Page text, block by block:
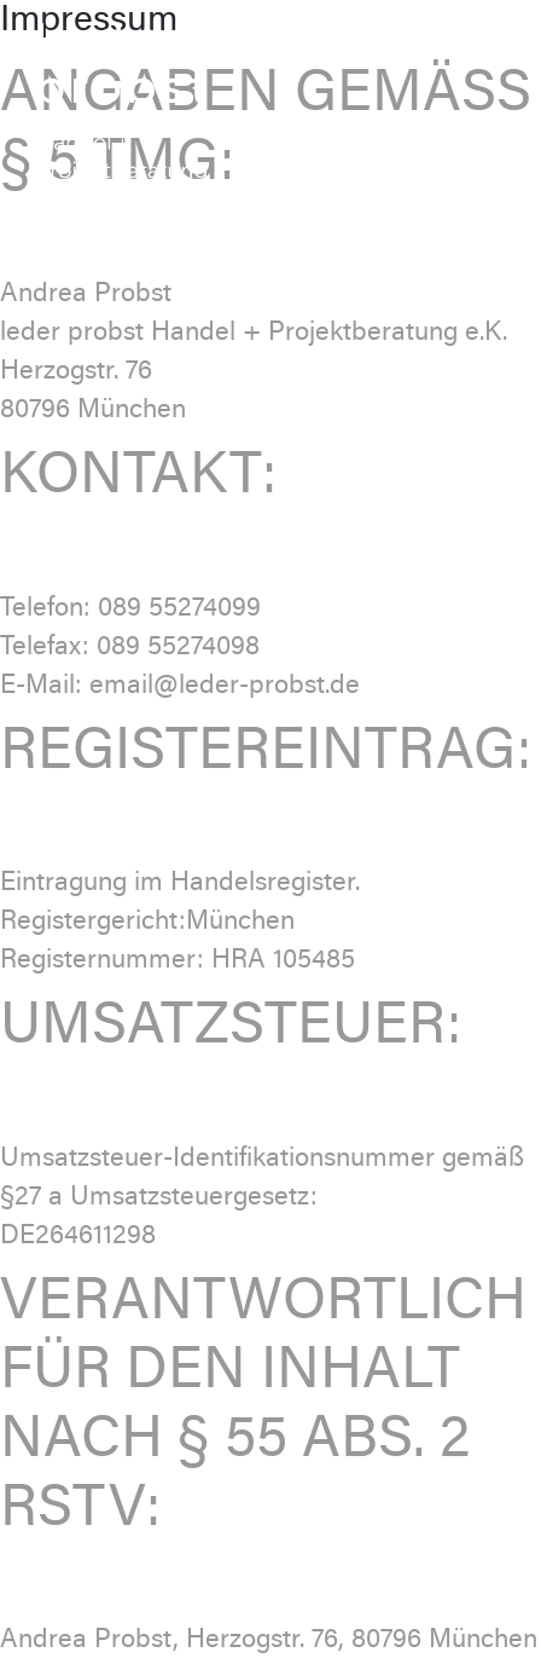
Skip
content
Impressum
ANGABEN GEMÄSS §
5 TMG:
Andrea Probst
leder probst Handel + Projektberatung e.K.
Herzogstr. 76
80796 München
KONTAKT:
Telefon: 089 55274099
Telefax: 089 55274098
E-Mail: email@leder-probst.de
REGISTEREINTRAG:
Eintragung im Handelsregister.
Registergericht:München
Registernummer: HRA 105485
UMSATZSTEUER:
Umsatzsteuer-Identifikationsnummer gemäß
§27 a Umsatzsteuergesetz:
DE264611298
VERANTWORTLICH
FÜR DEN INHALT
NACH § 55 ABS. 2
RSTV:
Andrea Probst, Herzogstr. 76, 80796 München